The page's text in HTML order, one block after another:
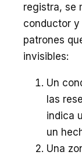
registra, se
conductor y
patrones
invisibles:
Un
las
indica
un
Una